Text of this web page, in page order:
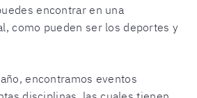
encontrar en una
como pueden ser los deportes y
encontramos eventos